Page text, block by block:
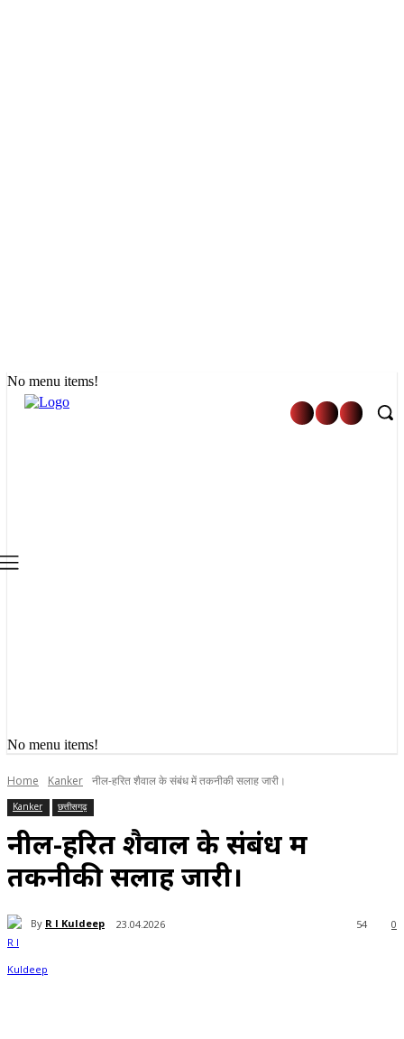
No menu items!
No menu items!
Home Kanker नील-हरित शैवाल के संबंध में तकनीकी सलाह जारी।
Kanker छत्तीसगढ़
नील-हरित शैवाल के संबंध में
तकनीकी सलाह जारी।
By R l Kuldeep 23.04.2026 0
54